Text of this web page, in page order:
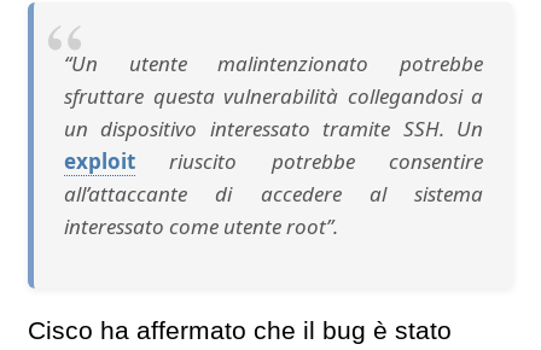
“Un utente malintenzionato potrebbe
sfruttare questa vulnerabilità collegandosi a
un dispositivo interessato tramite SSH. Un
exploit riuscito potrebbe consentire
all’attaccante di accedere al sistema
interessato come utente root”.
Cisco ha affermato che il bug è stato